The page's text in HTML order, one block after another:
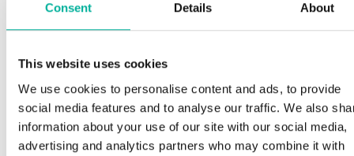
Consent Details About
This website uses cookies
We use cookies to personalise content and ads, to provide
social media features and to analyse our traffic. We also
information about your use of our site with our social media,
advertising and analytics partners who may combine it with